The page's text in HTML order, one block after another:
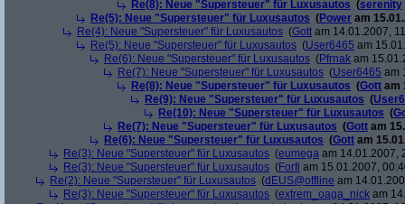
Re(8): Neue "Supersteuer" für Luxusautos (serenity
Re(5): Neue "Supersteuer" für Luxusautos (Power am
Re(4): Neue "Supersteuer" für Luxusautos (Gott am 14.01.2007,
Re(5): Neue "Supersteuer" für Luxusautos (User6465 am
Re(6): Neue "Supersteuer" für Luxusautos (Pfrnak am
Re(7): Neue "Supersteuer" für Luxusautos (User6465 am
Re(8): Neue "Supersteuer" für Luxusautos (Gott am
Re(9): Neue "Supersteuer" für Luxusautos (
Re(10): Neue "Supersteuer" für Luxusautos (
Re(7): Neue "Supersteuer" für Luxusautos (Gott am
Re(6): Neue "Supersteuer" für Luxusautos (Gott am
Re(3): Neue "Supersteuer" für Luxusautos (eumega am 14.01.2007,
Re(3): Neue "Supersteuer" für Luxusautos (Forfi am 15.01.2007,
Re(2): Neue "Supersteuer" für Luxusautos (dEUS@offline am
Re(3): Neue "Supersteuer" für Luxusautos (extrem_oaga_nick am